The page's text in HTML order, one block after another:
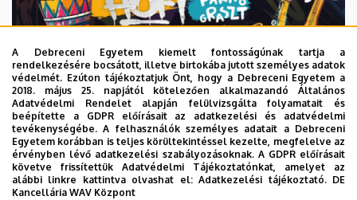
2026. augusztus 6.
Közeleg a 10. yoUDay, hazai sztárok
a láthatáron
HALLGATÓK INTÉZMÉNYI
A Debreceni Egyetem kiemelt fontosságúnak tartja a
rendelkezésére bocsátott, illetve birtokába jutott személyes adatok
védelmét. Ezúton tájékoztatjuk Önt, hogy a Debreceni Egyetem a
2018. május 25. napjától kötelezően alkalmazandó Általános
Adatvédelmi Rendelet alapján felülvizsgálta folyamatait és
beépítette a GDPR előírásait az adatkezelési és adatvédelmi
tevékenységébe. A felhasználók személyes adatait a Debreceni
Egyetem korábban is teljes körültekintéssel kezelte, megfelelve az
érvényben lévő adatkezelési szabályozásoknak. A GDPR előírásait
követve frissítettük Adatvédelmi Tájékoztatónkat, amelyet az
alábbi linkre kattintva olvashat el:Adatkezelési tájékoztató. DE
Kancellária WAV Központ